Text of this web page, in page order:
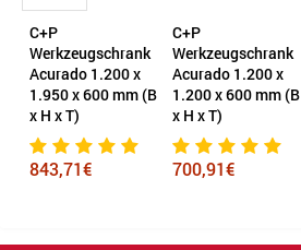
C+P
Werkzeugschrank
Acurado 1.200 x
1.950 x 600 mm (B
x H x T)
843,71€
C+P
Werkzeugschrank
Acurado 1.200 x
1.200 x 600 mm (B
x H x T)
700,91€